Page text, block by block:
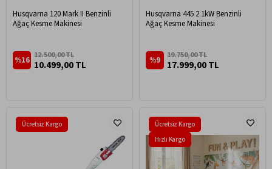
Husqvarna 120 Mark II Benzinli
Ağaç Kesme Makinesi
10.499,00 TL
12.500,00 TL
%16
Husqvarna 445 2.1kW Benzinli
Ağaç Kesme Makinesi
17.999,00 TL
19.750,00 TL
%9
Ücretsiz Kargo
Ücretsiz Kargo
Hızlı Kargo